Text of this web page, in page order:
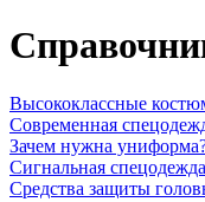
Высококлассные
Современная
Зачем нужна
Сигнальная
Средства защиты